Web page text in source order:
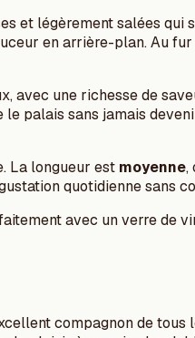
légèrement salées qui
en arrière-plan. Au
une richesse de
palais sans jamais
La longueur est moyenne,
quotidienne sans
avec un verre de
compagnon de